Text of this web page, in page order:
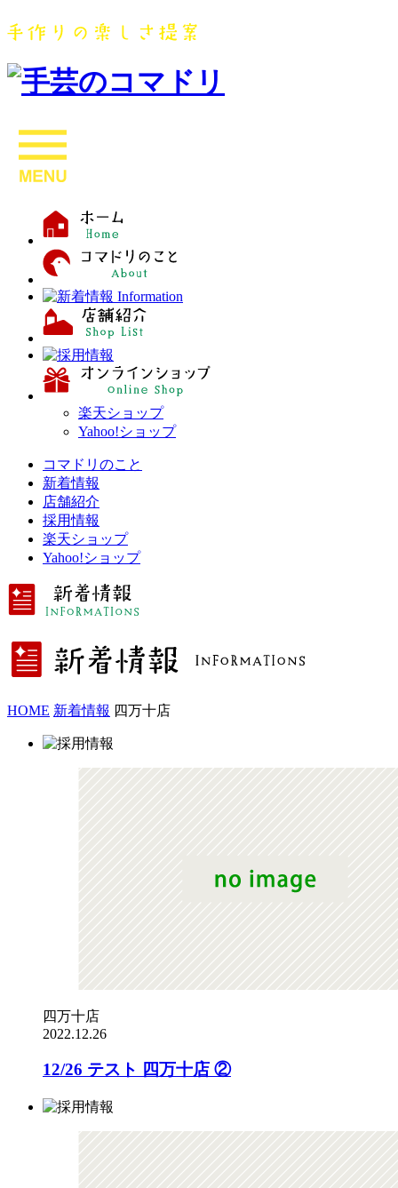
楽天ショップ
Yahoo!ショップ
コマドリのこと
新着情報
店舗紹介
採用情報
楽天ショップ
Yahoo!ショップ
HOME 新着情報 四万十店
四万十店
2022.12.26
12/26 テスト 四万十店 ②